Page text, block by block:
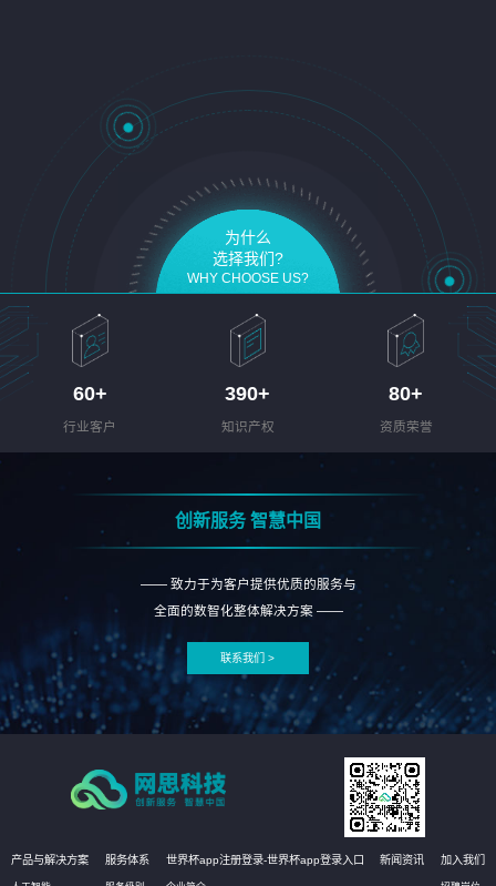
为什么
选择我们?
WHY CHOOSE US?
60+
行业客户
390+
知识产权
80+
资质荣誉
创新服务 智慧中国
—— 致力于为客户提供优质的服务与
全面的数智化整体解决方案 ——
联系我们 >
产品与解决方案 服务体系 世界杯app注册登录-世界杯app登录入口 新闻资讯 加入我们